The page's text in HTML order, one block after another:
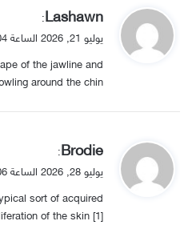
ي
و
ل
Lashawn
:
يوليو 21, 2026 الساعة 6:04 ص
of the jawline and
around the chin.
ي
و
ل
Brodie
:
يوليو 28, 2026 الساعة 10:06 م
sort of acquired
of the skin [1]